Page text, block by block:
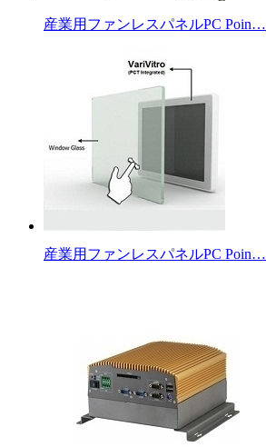
産業用ファンレスパネルPC Poin…
産業用ファンレスパネルPC Poin…